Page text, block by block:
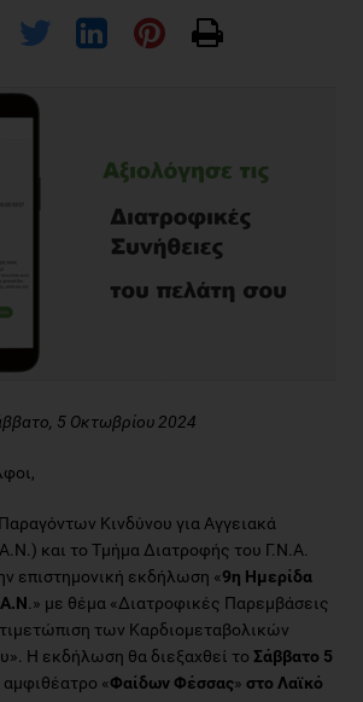
5 Οκτωβρίου 2024
Κινδύνου για Αγγειακά
και το Τμήμα Διατροφής του Γ.Ν.Α.
επιστημονική εκδήλωση «9η Ημερίδα
.» με θέμα «Διατροφικές Παρεμβάσεις
των Καρδιομεταβολικών
Η εκδήλωση θα διεξαχθεί το Σάββατο 5
αμφιθέατρο «Φαίδων Φέσσας» στο Λαϊκό